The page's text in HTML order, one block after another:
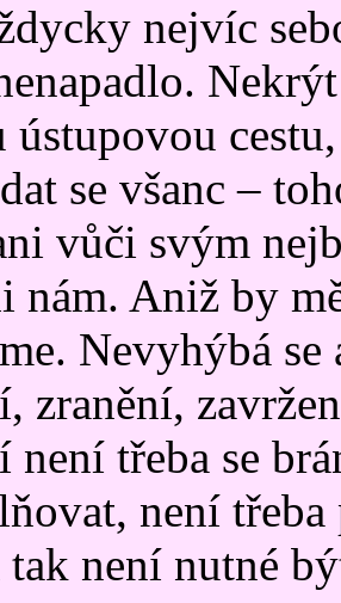
nejvíc
ústupovou
se všanc –
vůči svým
nám. Aniž by
Nevyhýbá se
zranění,
není třeba se
není
není nutné